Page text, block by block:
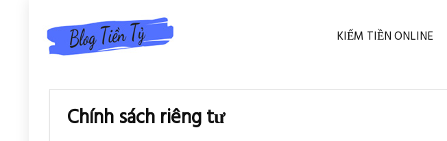
KIẾM TIỀN ONLINE
Chính sách riêng tư